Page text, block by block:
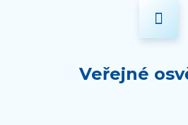
Veřejné